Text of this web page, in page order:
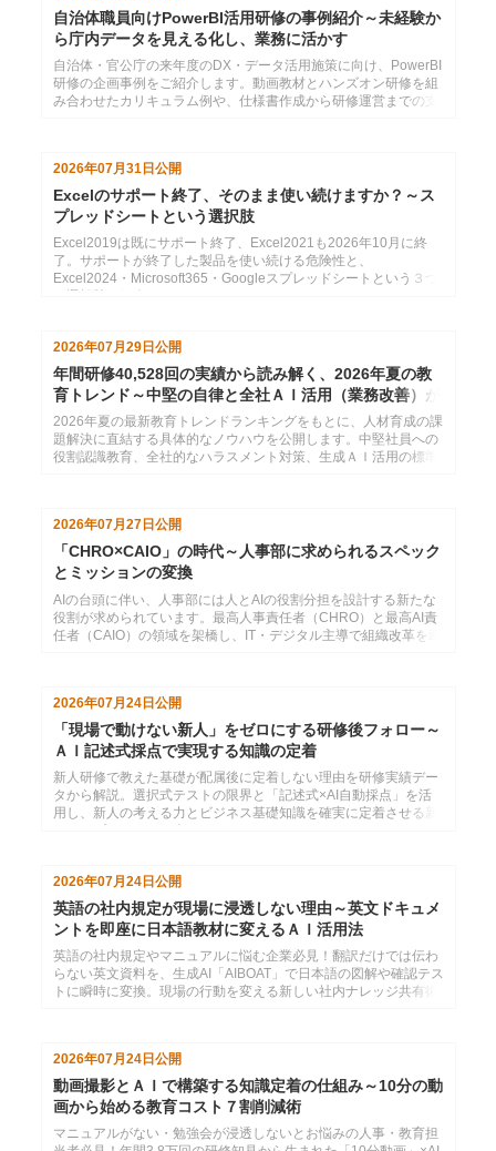
自治体職員向けPowerBI活用研修の事例紹介～未経験か
ら庁内データを見える化し、業務に活かす
自治体・官公庁の来年度のDX・データ活用施策に向け、PowerBI
研修の企画事例をご紹介します。動画教材とハンズオン研修を組
み合わせたカリキュラム例や、仕様書作成から研修運営までの支
2026年07月31日 公開
Excelのサポート終了、そのまま使い続けますか？～ス
プレッドシートという選択肢
Excel2019は既にサポート終了、Excel2021も2026年10月に終
了。サポートが終了した製品を使い続ける危険性と、
Excel2024・Microsoft365・Googleスプレッドシートという３つ
2026年07月29日公開
年間研修40,528回の実績から読み解く、2026年夏の教
育トレンド～中堅の自律と全社ＡＩ活用（業務改善）が
分かれ道
2026年夏の最新教育トレンドランキングをもとに、人材育成の課
題解決に直結する具体的なノウハウを公開します。中堅社員への
役割認識教育、全社的なハラスメント対策、生成ＡＩ活用の標準
2026年07月27日 公開
「CHRO×CAIO」の時代～人事部に求められるスペック
とミッションの変換
AIの台頭に伴い、人事部には人とAIの役割分担を設計する新たな
役割が求められています。最高人事責任者（CHRO）と最高AI責
任者（CAIO）の領域を架橋し、IT・デジタル主導で組織改革を牽
2026年07月24日 公開
「現場で動けない新人」をゼロにする研修後フォロー～
ＡＩ記述式採点で実現する知識の定着
新人研修で教えた基礎が配属後に定着しない理由を研修実績デー
タから解説。選択式テストの限界と「記述式×AI自動採点」を活
用し、新人の考える力とビジネス基礎知識を確実に定着させる新
2026年07月24日公開
英語の社内規定が現場に浸透しない理由～英文ドキュメ
ントを即座に日本語教材に変えるＡＩ活用法
英語の社内規定やマニュアルに悩む企業必見！翻訳だけでは伝わ
らない英文資料を、生成AI「AIBOAT」で日本語の図解や確認テス
トに瞬時に変換。現場の行動を変える新しい社内ナレッジ共有術
2026年07月24日 公開
動画撮影とＡＩで構築する知識定着の仕組み～10分の動
画から始める教育コスト７割削減術
マニュアルがない・勉強会が浸透しないとお悩みの人事・教育担